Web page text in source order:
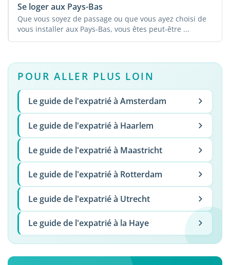
Se loger aux Pays-Bas
Que vous soyez de passage ou que vous ayez choisi de
vous installer aux Pays-Bas, vous êtes peut-être ...
POUR ALLER PLUS LOIN
Le guide de l'expatrié à Amsterdam
Le guide de l'expatrié à Haarlem
Le guide de l'expatrié à Maastricht
Le guide de l'expatrié à Rotterdam
Le guide de l'expatrié à Utrecht
Le guide de l'expatrié à la Haye